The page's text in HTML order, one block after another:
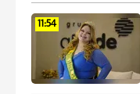
11:54